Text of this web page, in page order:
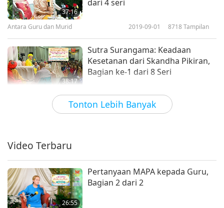
Tonton Lebih Banyak
37:16
dari 4 seri
Antara Guru dan Murid 2019-09-01 8718 Tampilan
38:17
Sutra Surangama: Keadaan
Kesetanan dari Skandha Pikiran,
Bagian ke-1 dari 8 Seri
Antara Guru dan Murid 2019-08-24 11389
32:56
Merawat Tunawisma Seperti
Video Terbaru
26:55
Pertanyaan MAPA kepada Guru,
Bagian 2 dari 2